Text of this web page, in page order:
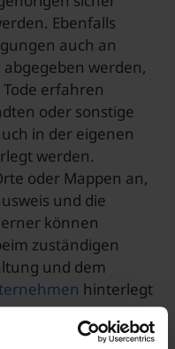
Ebenfalls
auch an
werden,
erfahren
oder sonstige
in der eigenen
werden.
oder Mappen an,
und die
können
zuständigen
und dem
hinterlegt